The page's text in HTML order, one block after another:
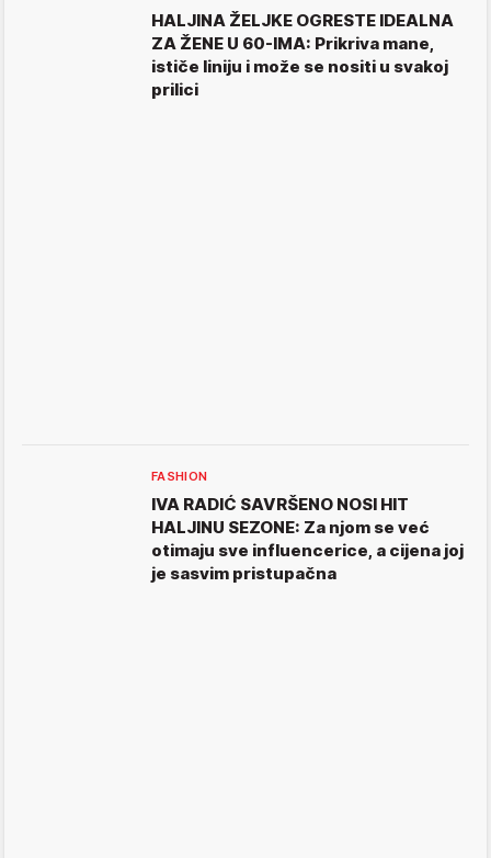
HALJINA ŽELJKE OGRESTE IDEALNA
ZA ŽENE U 60-IMA: Prikriva mane,
ističe liniju i može se nositi u svakoj
prilici
FASHION
IVA RADIĆ SAVRŠENO NOSI HIT
HALJINU SEZONE: Za njom se već
otimaju sve influencerice, a cijena joj
je sasvim pristupačna